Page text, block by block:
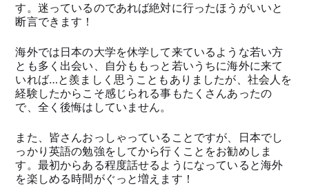
す。迷っているのであれば絶対に行ったほうがいいと
断言できます！
海外では日本の大学を休学して来ているような若い方
とも多く出会い、自分ももっと若いうちに海外に来て
いれば…と羨ましく思うこともありましたが、社会人を
経験したからこそ感じられる事もたくさんあったの
で、全く後悔はしていません。
また、皆さんおっしゃっていることですが、日本でし
っかり英語の勉強をしてから行くことをお勧めしま
す。最初からある程度話せるようになっていると海外
を楽しめる時間がぐっと増えます！